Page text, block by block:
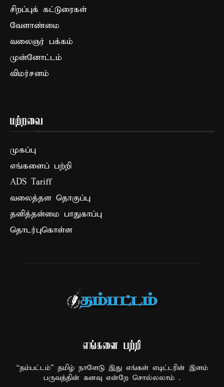
சிறப்புக் கட்டுரைகள்
வேளாண்மை
வலைஞர் பக்கம்
முன்னோட்டம்
விமர்சனம்
மற்றவை
முகப்பு
எங்களைப் பற்றி
ADS Tariff
வலைத்தள தொகுப்பு
தனித்தன்மை பாதுகாப்பு
தொடர்புகொள்ள
எங்களை பற்றி
“தம்பட்டம்” தமிழ் நாளேடு இது எங்கள் எடிட்டரின் இளம்
பருவத்தின் கனவு என்றே சொல்லலாம் .